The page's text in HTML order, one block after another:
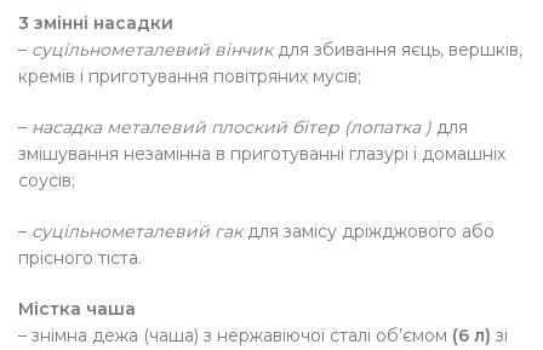
3 змінні насадки
– суцільнометалевий вінчик для збивання яєць, вершків,
кремів і приготування повітряних мусів;
– насадка металевий плоский бітер (лопатка ) для
змішування незамінна в приготуванні глазурі і домашніх
соусів;
– суцільнометалевий гак для замісу дріжджового або
прісного тіста.
Містка чаша
– знімна дежа (чаша) з нержавіючої сталі об’ємом (6 л)зі